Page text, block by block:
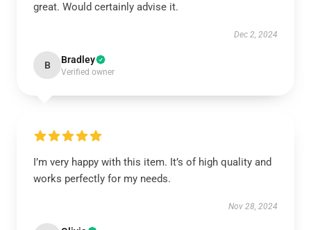
great. Would certainly advise it.
Dec 2, 2024
B Bradley
Verified owner
I’m very happy with this item. It’s of high quality and
works perfectly for my needs.
Nov 28, 2024